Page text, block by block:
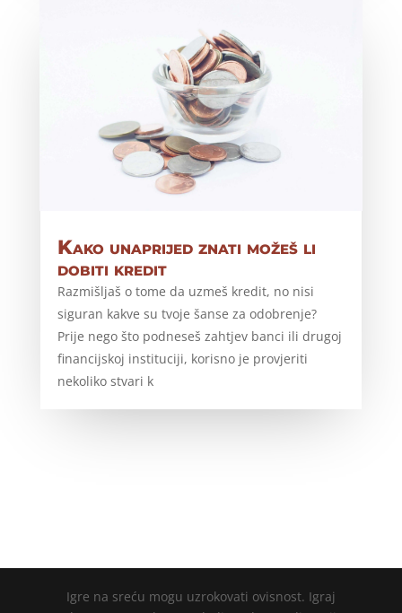
Kako unaprijed znati možeš li
dobiti kredit
Razmišljaš o tome da uzmeš kredit, no nisi
siguran kakve su tvoje šanse za odobrenje?
Prije nego što podneseš zahtjev banci ili drugoj
financijskoj instituciji, korisno je provjeriti
nekoliko stvari k
Igre na sreću mogu uzrokovati ovisnost. Igraj